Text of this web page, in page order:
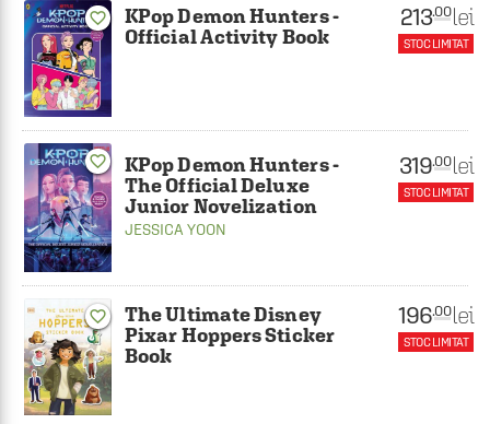
favorite_border
KPop Demon Hunters -
Official Activity Book
213.00 lei
STOC LIMITAT
favorite_border
KPop Demon Hunters -
The Official Deluxe
Junior Novelization
JESSICA YOON
319.00 lei
STOC LIMITAT
favorite_border
The Ultimate Disney
Pixar Hoppers Sticker
Book
196.00 lei
STOC LIMITAT